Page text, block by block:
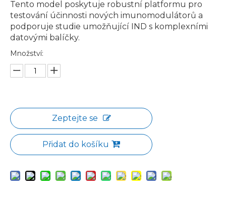
Tento model poskytuje robustní platformu pro
testování účinnosti nových imunomodulátorů a
podporuje studie umožňující IND s komplexními
datovými balíčky.
Množství:
Zeptejte se
Přidat do košíku